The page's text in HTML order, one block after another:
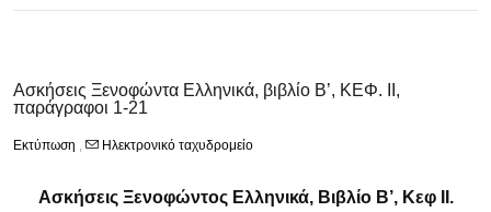
Ασκήσεις Ξενοφώντα Ελληνικά, βιβλίο Β’, ΚΕΦ. II,
παράγραφοι 1-21
Εκτύπωση , Ηλεκτρονικό ταχυδρομείο
Ασκήσεις Ξενοφώντος Ελληνικά, Βιβλίο Β’, Κεφ II.